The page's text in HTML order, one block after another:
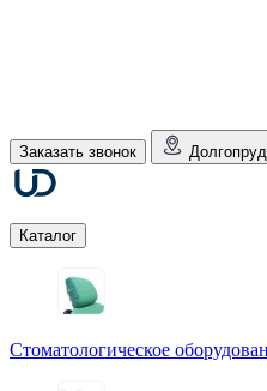
Заказать звонок
Каталог
Стоматологическое